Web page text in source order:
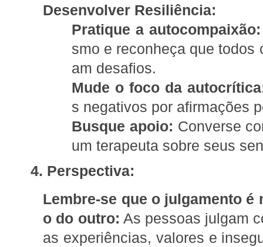
Desenvolver Resiliência:
Pratique a autocompaixão:
smo e reconheça que todos
am desafios.
Mude o foco da
s negativos por afirmações
Busque apoio: Converse
um terapeuta sobre seus
4. Perspectiva:
Lembre-se que o julgamento é
o do outro: As pessoas julgam
as experiências, valores e